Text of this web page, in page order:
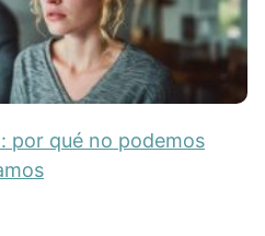
por qué no podemos